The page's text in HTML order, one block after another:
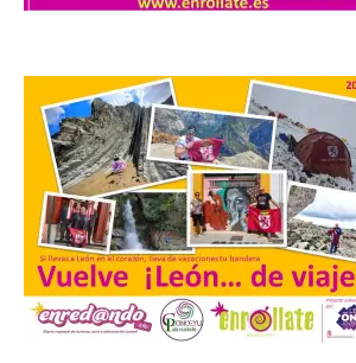
Transportes activa un
dispositivo especial para
facilitar la movilidad
durante el eclipse total de
Sol del 12 de agosto
9 Ago 2026
Renfe reforzará servicios
de Media Distancia
especialmente en Galicia,